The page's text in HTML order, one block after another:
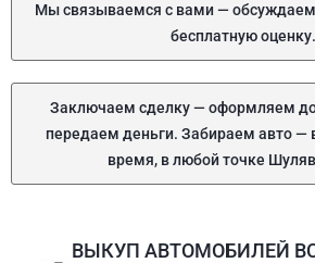
Мы связываемся с вами —
бесплатную оценку.
Заключаем сделку — оформляем
передаем деньги. Забираем авто —
время, в любой точке
ВЫКУП АВТОМОБИЛЕЙ